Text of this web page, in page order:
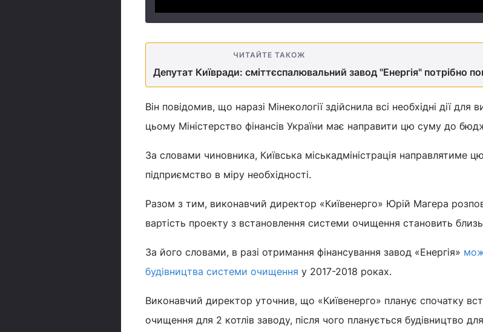
ЧИТАЙТЕ ТАКОЖ
Депутат Київради: сміттєспалювальний завод "Енергія" потрібно
Він повідомив, що наразі Мінекології здійснила всі необхідні дії для
цьому Міністерство фінансів України має направити цю суму до
За словами чиновника, Київська міськадміністрація направлятиме
підприємство в міру необхідності.
Разом з тим, виконавчий директор «Київенерго» Юрій Магера
вартість проекту з встановлення системи очищення становить
За його словами, в разі отримання фінансування завод «Енергія»
будівництва системи очищення у 2017-2018 роках.
Виконавчий директор уточнив, що «Київенерго» планує спочатку
очищення для 2 котлів заводу, після чого планується будівництво